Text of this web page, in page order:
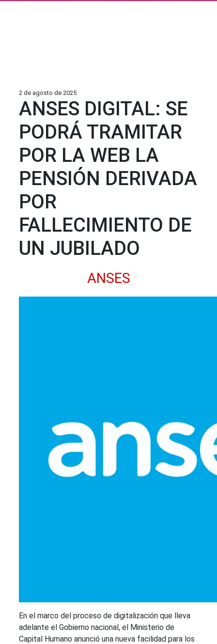
2 de agosto de 2025
ANSES DIGITAL: SE
PODRÁ TRAMITAR
POR LA WEB LA
PENSIÓN DERIVADA
POR
FALLECIMIENTO DE
UN JUBILADO
ANSES
En el marco del proceso de digitalización que lleva
adelante el Gobierno nacional, el Ministerio de
Capital Humano anunció una nueva facilidad para los